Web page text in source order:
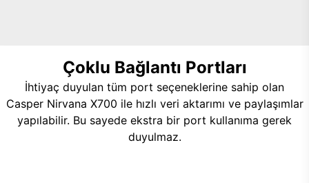
Çoklu Bağlantı Portları
İhtiyaç duyulan tüm port seçeneklerine sahip olan
Casper Nirvana X700 ile hızlı veri aktarımı ve paylaşımlar
yapılabilir. Bu sayede ekstra bir port kullanıma gerek
duyulmaz.